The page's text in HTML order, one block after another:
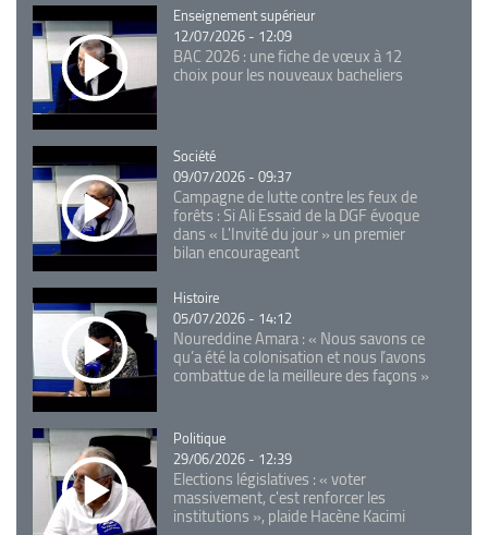
Catégorie
Enseignement supérieur
12/07/2026 - 12:09
BAC 2026 : une fiche de vœux à 12
choix pour les nouveaux bacheliers
Catégorie
Société
09/07/2026 - 09:37
Campagne de lutte contre les feux de
forêts : Si Ali Essaid de la DGF évoque
dans « L'Invité du jour » un premier
bilan encourageant
Catégorie
Histoire
05/07/2026 - 14:12
Noureddine Amara : « Nous savons ce
qu’a été la colonisation et nous l’avons
combattue de la meilleure des façons »
Catégorie
Politique
29/06/2026 - 12:39
Elections législatives : « voter
massivement, c'est renforcer les
institutions », plaide Hacène Kacimi